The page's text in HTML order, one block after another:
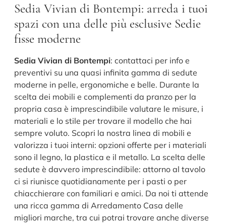
Sedia Vivian di Bontempi: arreda i tuoi
spazi con una delle più esclusive Sedie
fisse moderne
Sedia Vivian di Bontempi: contattaci per info e
preventivi su una quasi infinita gamma di sedute
moderne in pelle, ergonomiche e belle. Durante la
scelta dei mobili e complementi da pranzo per la
propria casa è imprescindibile valutare le misure, i
materiali e lo stile per trovare il modello che hai
sempre voluto. Scopri la nostra linea di mobili e
valorizza i tuoi interni: opzioni offerte per i materiali
sono il legno, la plastica e il metallo. La scelta delle
sedute è davvero imprescindibile: attorno al tavolo
ci si riunisce quotidianamente per i pasti o per
chiacchierare con familiari e amici. Da noi ti attende
una ricca gamma di Arredamento Casa delle
migliori marche, tra cui potrai trovare anche diverse